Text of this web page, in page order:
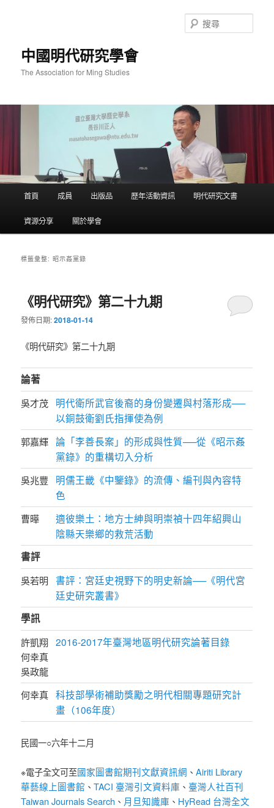
中國明代研究學會
The Association for Ming Studies
尋
首頁 成員 出版品 歷年活動資訊 明代研究文書
資源分享 關於學會
標籤彙整:昭示姦黨錄
《明代研究》第二十九期
發佈日期:2018-01-14
《明代研究》第二十九期
論著
吳才茂
明代衛所武官後裔的身份變遷與村落形成──
以銅鼓衛劉氏指揮使為例
郭嘉輝 論「李善長案」的形成與性質──從《昭示姦
黨錄》的重構切入分析
吳兆豐
明儒王畿《中鑒錄》的流傳、編刊與內容特
色
曹曄
適彼樂土：地方士紳與明崇禎十四年紹興山
陰縣天樂鄉的救荒活動
書評
吳若明
書評：宮廷史視野下的明史新論──《明代宮
廷史研究叢書》
學訊
許凱翔
何幸真
吳政龍
2016-2017年臺灣地區明代研究論著目錄
何幸真 科技部學術補助獎勵之明代相關專題研究計
畫（106年度）
民國一○六年十二月
※電子全文可至國家圖書館期刊文獻資訊網 、Airiti Library
華藝線上圖書館 、TACI 臺灣引文資料庫 、 臺灣人社百刊
Taiwan Journals Search 、 月旦知識庫 、 HyRead 台灣全文